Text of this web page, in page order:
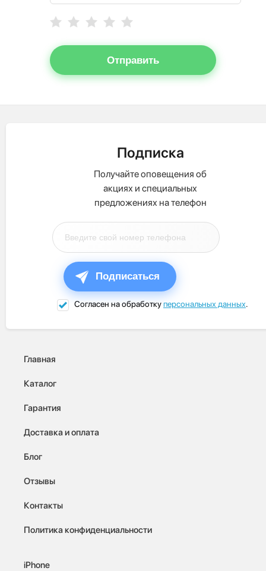
Отправить
Подписка
Получайте оповещения об
акциях и специальных
предложениях на телефон
Подписаться
Согласен на обработкуперсональных данных.
Главная
Каталог
Гарантия
Доставка и оплата
Блог
Отзывы
Контакты
Политика конфиденциальности
iPhone